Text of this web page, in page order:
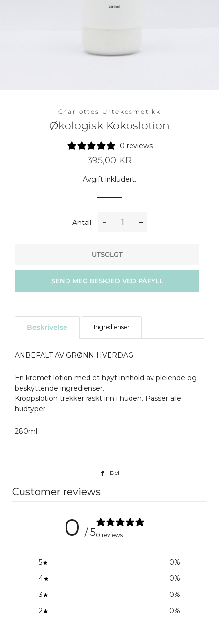
Charlottes Urtekosmetikk
Økologisk Kokoslotion
0 reviews
Vanlig
Salgspris
395,00 KR
Avgift inkludert.
Antall
UTSOLGT
SEND MEG BESKJED VED PÅFYLL
Beskrivelse
ANBEFALT AV GRØNN HVERDAG
En kremet lotion med et høyt innhold av pleiende og
beskyttende ingredienser.
Kroppslotion trekker raskt inn i huden. Passer alle
hudtyper.
280ml
Ingredienser
Del
Customer reviews
0 / 50 reviews
5 0%
4
0%
3
0%
2
0%